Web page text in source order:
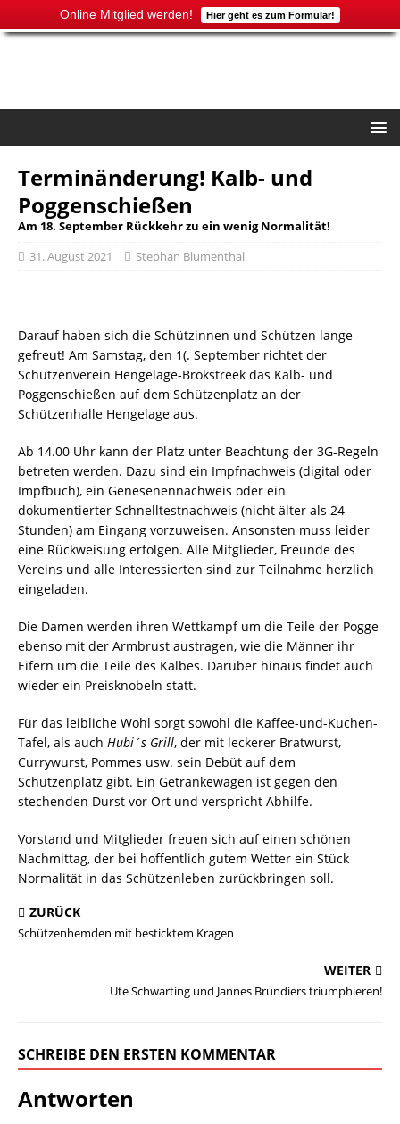
Online Mitglied werden! Hier geht es zum Formular!
Terminänderung! Kalb- und
Poggenschießen
Am 18. September Rückkehr zu ein wenig Normalität!
31. August 2021
Stephan Blumenthal
Darauf haben sich die Schützinnen und Schützen lange
gefreut! Am Samstag, den 1(. September richtet der
Schützenverein Hengelage-Brokstreek das Kalb- und
Poggenschießen auf dem Schützenplatz an der
Schützenhalle Hengelage aus.
Ab 14.00 Uhr kann der Platz unter Beachtung der 3G-Regeln
betreten werden. Dazu sind ein Impfnachweis (digital oder
Impfbuch), ein Genesenennachweis oder ein
dokumentierter Schnelltestnachweis (nicht älter als 24
Stunden) am Eingang vorzuweisen. Ansonsten muss leider
eine Rückweisung erfolgen. Alle Mitglieder, Freunde des
Vereins und alle Interessierten sind zur Teilnahme herzlich
eingeladen.
Die Damen werden ihren Wettkampf um die Teile der Pogge
ebenso mit der Armbrust austragen, wie die Männer ihr
Eifern um die Teile des Kalbes. Darüber hinaus findet auch
wieder ein Preisknobeln statt.
Für das leibliche Wohl sorgt sowohl die Kaffee-und-Kuchen-
Tafel, als auch Hubi´s Grill, der mit leckerer Bratwurst,
Currywurst, Pommes usw. sein Debüt auf dem
Schützenplatz gibt. Ein Getränkewagen ist gegen den
stechenden Durst vor Ort und verspricht Abhilfe.
Vorstand und Mitglieder freuen sich auf einen schönen
Nachmittag, der bei hoffentlich gutem Wetter ein Stück
Normalität in das Schützenleben zurückbringen soll.
ZURÜCK
Schützenhemden mit besticktem Kragen
WEITER
Ute Schwarting und Jannes Brundiers triumphieren!
SCHREIBE DEN ERSTEN KOMMENTAR
Antworten